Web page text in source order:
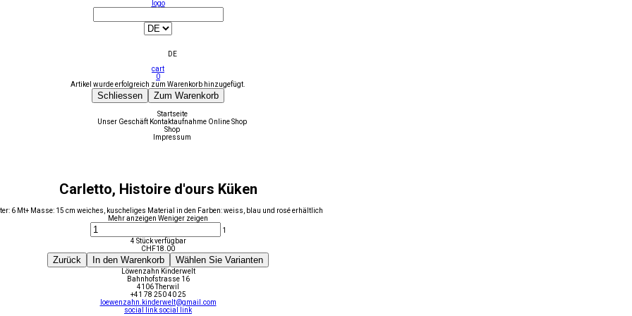
logo
DE
cart
0
Artikel wurde erfolgreich zum Warenkorb hinzugefügt.
Schliessen Zum Warenkorb
Startseite
Unser Geschäft Kontaktaufnahme Online Shop
Shop
Impressum
Carletto, Histoire d'ours Küken
6 Mt+ Masse: 15 cm weiches, kuscheliges Material in den Farben: weiss, blau und rosé erhältlich
Mehr anzeigen Weniger zeigen
1
4 Stück verfügbar
CHF18.00
Zurück In den Warenkorb Wählen Sie Varianten
Löwenzahn Kinderwelt
Bahnhofstrasse 16
4106 Therwil
+41 78 250 40 25
loewenzahn.kinderwelt@gmail.com
social link social link